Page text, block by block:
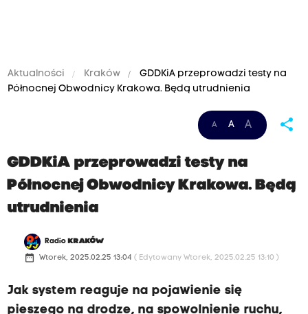
Aktualności Kraków
GDDKiA przeprowadzi testy na
Północnej Obwodnicy Krakowa. Będą utrudnienia
A A A share
GDDKiA przeprowadzi testy na
Północnej Obwodnicy Krakowa. Będą
utrudnienia
Radio KRAKÓW
date_range Wtorek, 2025.02.25 13:04 ( Edytowany Wtorek, 2025.02.25 13:10 )
Jak system reaguje na pojawienie się
pieszego na drodze, na spowolnienie ruchu,